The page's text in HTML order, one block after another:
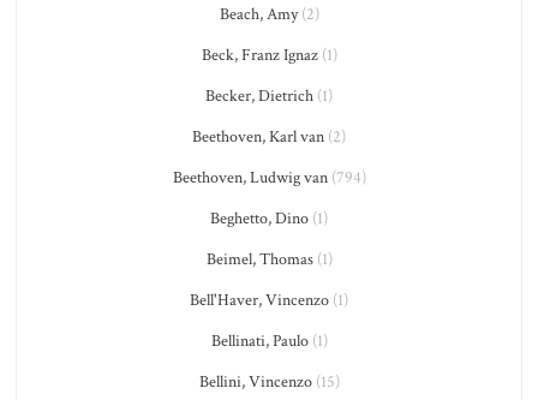
Beach, Amy(2)
Beck, Franz Ignaz(1)
Becker, Dietrich (1)
Beethoven, Karl van (2)
Beethoven, Ludwig van(794)
Beghetto, Dino (1)
Beimel, Thomas(1)
Bell'Haver, Vincenzo (1)
Bellinati, Paulo(1)
Bellini, Vincenzo(15)